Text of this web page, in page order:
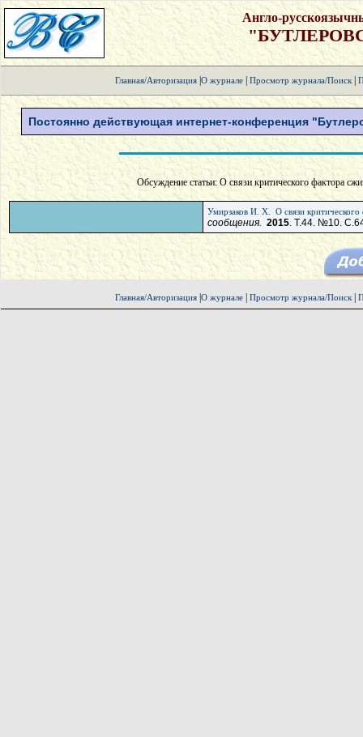
Англо-
Главная/Авторизация| О журнале| Просмотр журнала/Поиск|
Постоянно действующая интернет-конференция
Обсуждение статьи: О связи критического фактора
Умирзаков И. Х. О связи
сообщения. 2015. Т.44. №10.
Главная/Авторизация| О журнале| Просмотр журнала/Поиск|